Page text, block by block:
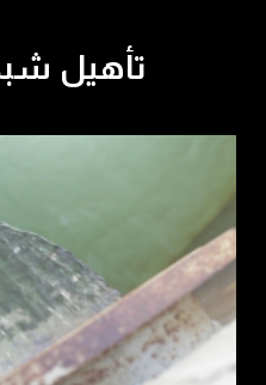
تأهيل